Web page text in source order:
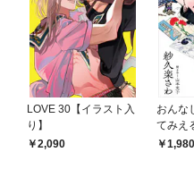
LOVE 30【イラスト入
り】
2,090
おんな
てみえ
1,980